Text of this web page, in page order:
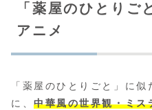
「薬屋のひとりご
アニメ
「薬屋のひとりごと」に
に、中華風の世界観・ミス